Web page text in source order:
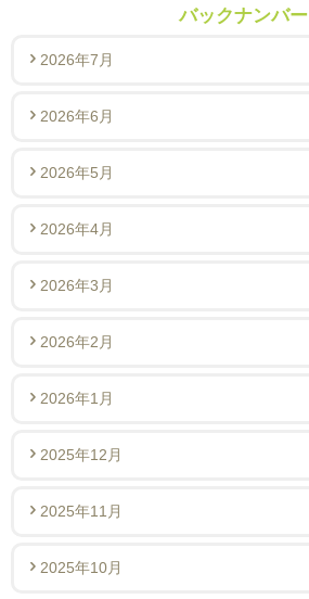
バックナンバー
2026年7月
2026年6月
2026年5月
2026年4月
2026年3月
2026年2月
2026年1月
2025年12月
2025年11月
2025年10月